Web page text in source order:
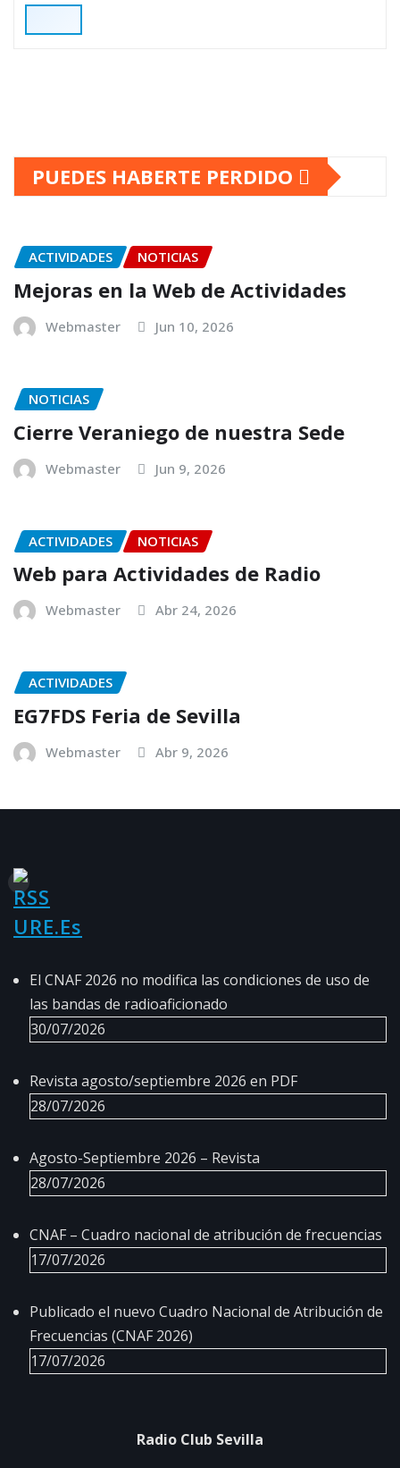
PUEDES HABERTE PERDIDO
ACTIVIDADES NOTICIAS
Mejoras en la Web de Actividades
Webmaster Jun 10, 2026
NOTICIAS
Cierre Veraniego de nuestra Sede
Webmaster Jun 9, 2026
ACTIVIDADES NOTICIAS
Web para Actividades de Radio
Webmaster Abr 24, 2026
ACTIVIDADES
EG7FDS Feria de Sevilla
Webmaster Abr 9, 2026
URE.es
El CNAF 2026 no modifica las condiciones de uso de
las bandas de radioaficionado
30/07/2026
Revista agosto/septiembre 2026 en PDF
28/07/2026
Agosto-Septiembre 2026 – Revista
28/07/2026
CNAF – Cuadro nacional de atribución de frecuencias
17/07/2026
Publicado el nuevo Cuadro Nacional de Atribución de
Frecuencias (CNAF 2026)
17/07/2026
Radio Club Sevilla